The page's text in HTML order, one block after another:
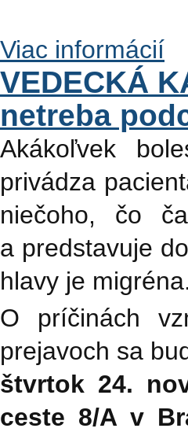
Viac informácií
VEDECKÁ
netreba
Akákoľvek
privádza
niečoho, čo
a predstavuje
hlavy je migréna.
O príčinách
prejavoch sa
štvrtok 24.
ceste 8/A v